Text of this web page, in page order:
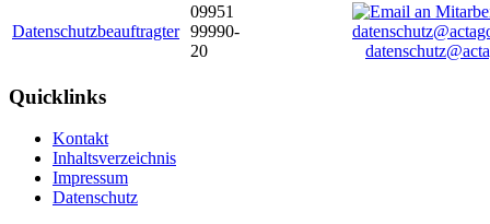
Datenschutzbeauftragter
09951
99990-
20
Quicklinks
Kontakt
Inhaltsverzeichnis
Impressum
Datenschutz